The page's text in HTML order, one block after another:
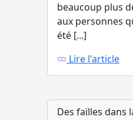
beaucoup plus
aux personnes
été [...]
Lire l'article
Des failles dans